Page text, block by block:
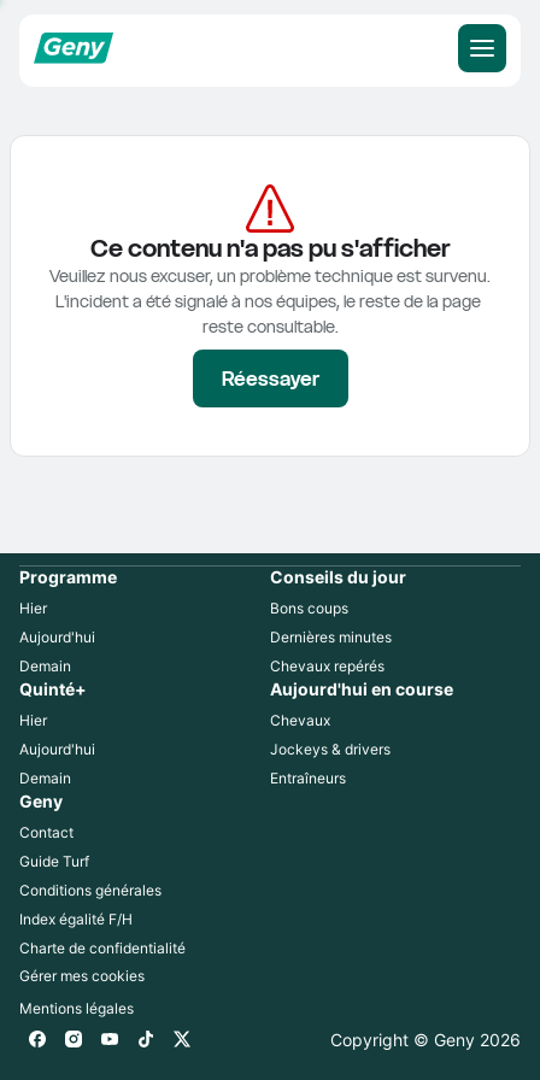
Ce contenu n'a pas pu s'afficher
Veuillez nous excuser, un problème technique est survenu.
L'incident a été signalé à nos équipes, le reste de la page
reste consultable.
Réessayer
Programme
Hier
Aujourd'hui
Demain
Conseils du jour
Bons coups
Dernières minutes
Chevaux repérés
Quinté+
Hier
Aujourd'hui
Demain
Aujourd'hui en course
Chevaux
Jockeys & drivers
Entraîneurs
Geny
Contact
Guide Turf
Conditions générales
Index égalité F/H
Charte de confidentialité
Gérer mes cookies
Mentions légales
Copyright © Geny 2026